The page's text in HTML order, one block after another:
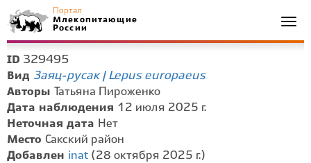
Портал
Млекопитающие
России
ID 329495
Вид Заяц-русак | Lepus europaeus
Авторы
Татьяна Пироженко
Дата наблюдения 12 июля 2025 г.
Неточная дата Нет
Место Сакский район
Добавлен inat (28 октября 2025 г.)